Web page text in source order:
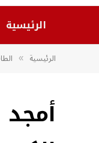
الرئيسية
الرئيسية »